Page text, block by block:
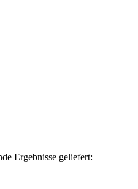
Ergebnisse geliefert: